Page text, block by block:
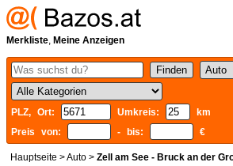
Merkliste, Meine Anzeigen
PLZ, Ort: Umkreis:
km
Preis von:
- bis: €
Hauptseite >Auto > Zell am See - Bruck an der